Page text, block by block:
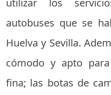
autobuses que se
Huelva y Sevilla.
cómodo y apto
fina; las botas de